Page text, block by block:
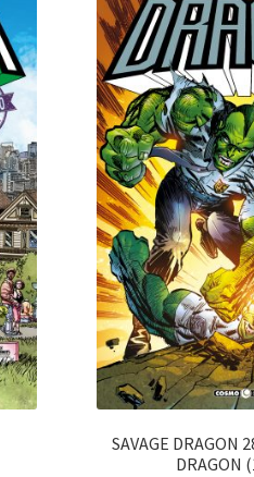
SAVAGE DRAGON
DRAGON